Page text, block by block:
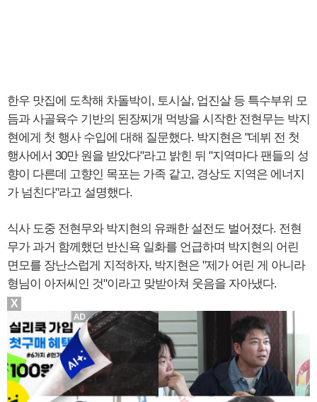
한우 맛집에 도착해 차돌박이, 토시살, 업진살 등 특수부위 모
듬과 사골육수 기반의 된장찌개 먹방을 시작한 전현무는 박지
현에게 첫 행사 수입에 대해 질문했다. 박지현은 "데뷔 전 첫
행사에서 30만 원을 받았다"라고 밝힌 뒤 "지역마다 팬들의 성
향이 다른데 고향인 목포는 가족 같고, 경상도 지역은 에너지
가 넘친다"라고 설명했다.
식사 도중 전현무와 박지현의 유쾌한 설전도 벌어졌다. 전현
무가 과거 함께했던 반신욕 일화를 언급하며 박지현의 어린
면모를 장난스럽게 지적하자, 박지현은 "제가 어린 게 아니라
형님이 아저씨인 것"이라고 맞받아쳐 웃음을 자아냈다.
X